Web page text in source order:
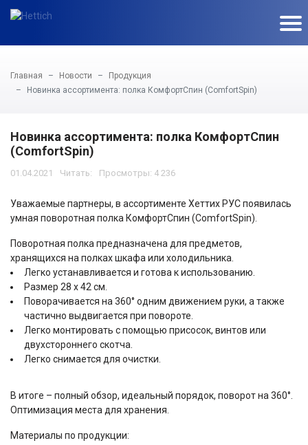
Главная Новости
Продукция
Новинка ассортимента: полка КомфортСпин (ComfortSpin)
Новинка ассортимента: полка КомфортСпин
(ComfortSpin)
01.04.2021 Просмотры: 4 236
Уважаемые партнеры, в ассортименте Хеттих РУС появилась
умная поворотная полка КомфортСпин (ComfortSpin).
Поворотная полка предназначена для предметов,
хранящихся на полках шкафа или холодильника.
Легко устанавливается и готова к использованию.
Размер 28 х 42 см.
Поворачивается на 360° одним движением руки, а также
частично выдвигается при повороте.
Легко монтировать с помощью присосок, винтов или
двухстороннего скотча.
Легко снимается для очистки.
В итоге – полный обзор, идеальный порядок, поворот на 360°.
Оптимизация места для хранения.
Материалы по продукции: